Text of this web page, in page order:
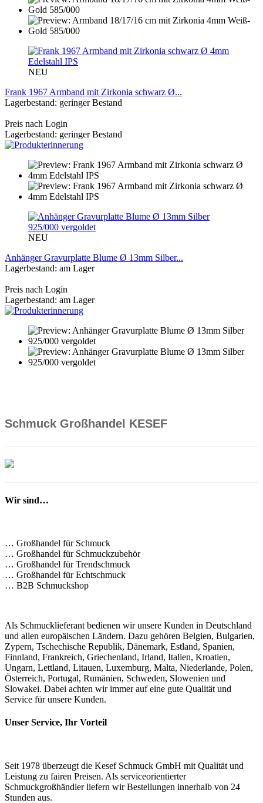
NEU
Frank 1967 Armband mit Zirkonia schwarz Ø...
Lagerbestand: geringer Bestand
Preis nach Login
Lagerbestand: geringer Bestand
NEU
Anhänger Gravurplatte Blume Ø 13mm Silber...
Lagerbestand: am Lager
Preis nach Login
Lagerbestand: am Lager
Schmuck Großhandel KESEF
Wir sind…
… Großhandel für Schmuck
… Großhandel für Schmuckzubehör
… Großhandel für Trendschmuck
… Großhandel für Echtschmuck
… B2B Schmuckshop
Als Schmucklieferant bedienen wir unsere Kunden in Deutschland
und allen europäischen Ländern. Dazu gehören Belgien, Bulgarien,
Zypern, Tschechische Republik, Dänemark, Estland, Spanien,
Finnland, Frankreich, Griechenland, Irland, Italien, Kroatien,
Ungarn, Lettland, Litauen, Luxemburg, Malta, Niederlande, Polen,
Österreich, Portugal, Rumänien, Schweden, Slowenien und
Slowakei. Dabei achten wir immer auf eine gute Qualität und
Service für unsere Kunden.
Unser Service, Ihr Vorteil
Seit 1978 überzeugt die Kesef Schmuck GmbH mit Qualität und
Leistung zu fairen Preisen. Als serviceorientierter
Schmuckgroßhändler liefern wir Bestellungen innerhalb von 24
Stunden aus.